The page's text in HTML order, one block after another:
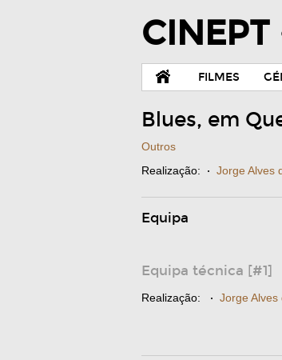
CINEPT
FILMES
Blues, em
Outros
Realização: · Jorge Alves
Equipa
Equipa técnica [#1]
Realização: · Jorge Alves